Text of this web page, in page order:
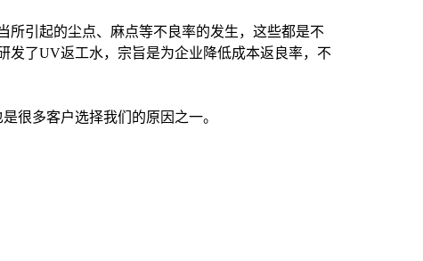
所引起的尘点、麻点等不良率的发生，这些都是不
发了UV返工水，宗旨是为企业降低成本返良率，不
很多客户选择我们的原因之一。